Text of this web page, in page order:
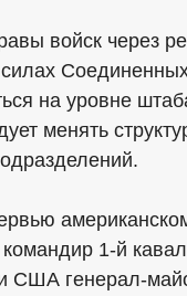
войск через
на уровне
менять
1-й
США генерал-